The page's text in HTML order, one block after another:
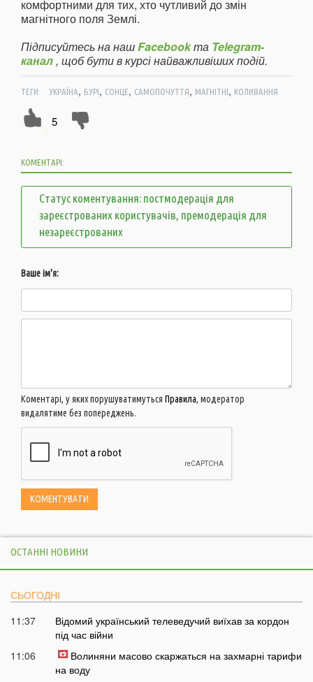
комфортними для тих, хто чутливий до змін
магнітного поля Землі.
Підписуйтесь на нашFacebookта Telegram-
канал, щоб бути в курсі найважливіших подій.
ТЕГИ: УКРАЇНА, БУРІ, СОНЦЕ, САМОПОЧУТТЯ, МАГНІТНІ, КОЛИВАННЯ
5
КОМЕНТАРІ:
Статус коментування: постмодерація для
зареєстрованих користувачів, премодерація для
незареєстрованих
Ваше ім'я:
Коментарі, у яких порушуватимуться Правила, модератор
видалятиме без попереджень.
ОСТАННІ НОВИНИ
СЬОГОДНІ
11:37
Відомий український телеведучий виїхав за кордон
під час війни
11:06
Волиняни масово скаржаться на захмарні тарифи
на воду